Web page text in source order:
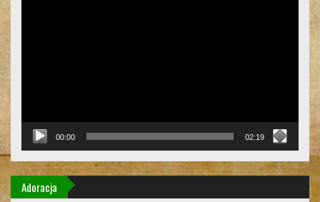
00:00 02:19
Adoracja